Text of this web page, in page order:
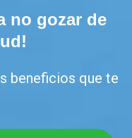
no gozar de
beneficios que te